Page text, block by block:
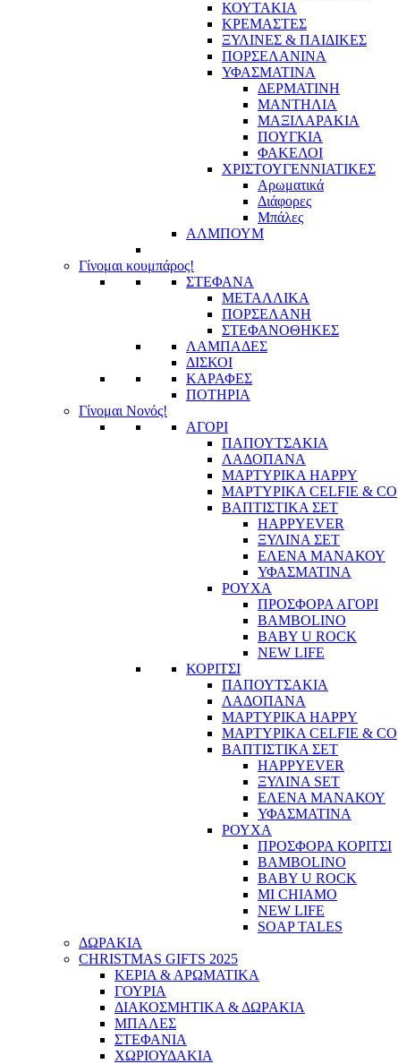
ΚΟΥΤΑΚΙΑ
ΚΡΕΜΑΣΤΕΣ
ΞΥΛΙΝΕΣ & ΠΑΙΔΙΚΕΣ
ΠΟΡΣΕΛΑΝΙΝΑ
ΥΦΑΣΜΑΤΙΝA
ΔΕΡΜΑΤΙΝΗ
ΜΑΝΤΗΛΙΑ
ΜΑΞΙΛΑΡΑΚΙΑ
ΠΟΥΓΚΙΑ
ΦΑΚΕΛΟΙ
ΧΡΙΣΤΟΥΓΕΝΝΙΑΤΙΚΕΣ
Αρωματικά
Διάφορες
Μπάλες
ΑΛΜΠΟΥΜ
Γίνομαι κουμπάρος!
ΣΤΕΦΑΝΑ
ΜΕΤΑΛΛΙΚΑ
ΠΟΡΣΕΛΑΝΗ
ΣΤΕΦΑΝΟΘΗΚΕΣ
ΛΑΜΠΑΔΕΣ
ΔΙΣΚΟΙ
ΚΑΡΑΦΕΣ
ΠΟΤΗΡΙΑ
Γίνομαι Νονός!
ΑΓΟΡΙ
ΠΑΠΟΥΤΣΑΚΙΑ
ΛΑΔΟΠΑΝΑ
ΜΑΡΤΥΡΙΚΑ HAPPY
ΜΑΡΤΥΡΙΚΑ CELFIE & CO
ΒΑΠΤΙΣΤΙΚΑ ΣΕΤ
HAPPYEVER
ΞΥΛΙΝΑ ΣΕΤ
ΕΛΕΝΑ ΜΑΝΑΚΟΥ
ΥΦΑΣΜΑΤΙΝΑ
ΡΟΥΧΑ
ΠΡΟΣΦΟΡΑ ΑΓΟΡΙ
BAMBOLINO
BABY U ROCK
NEW LIFE
ΚΟΡΙΤΣΙ
ΠΑΠΟΥΤΣΑΚΙΑ
ΛΑΔΟΠΑΝΑ
ΜΑΡΤΥΡΙΚΑ HAPPY
ΜΑΡΤΥΡΙΚΑ CELFIE & CO
ΒΑΠΤΙΣΤΙΚΑ ΣΕΤ
HAPPYEVER
ΞΥΛΙΝΑ SET
ΕΛΕΝΑ ΜΑΝΑΚΟΥ
ΥΦΑΣΜΑΤΙΝΑ
ΡΟΥΧΑ
ΠΡΟΣΦΟΡΑ ΚΟΡΙΤΣΙ
BAMBOLINO
BABY U ROCK
MI CHIAMO
NEW LIFE
SOAP TALES
ΔΩΡΑΚΙΑ
CHRISTMAS GIFTS 2025
ΚΕΡΙΑ & ΑΡΩΜΑΤΙΚΑ
ΓΟΥΡΙΑ
ΔΙΑΚΟΣΜΗΤΙΚΑ & ΔΩΡΑΚΙΑ
ΜΠΑΛΕΣ
ΣΤΕΦΑΝΙΑ
ΧΩΡΙΟΥΔΑΚΙΑ